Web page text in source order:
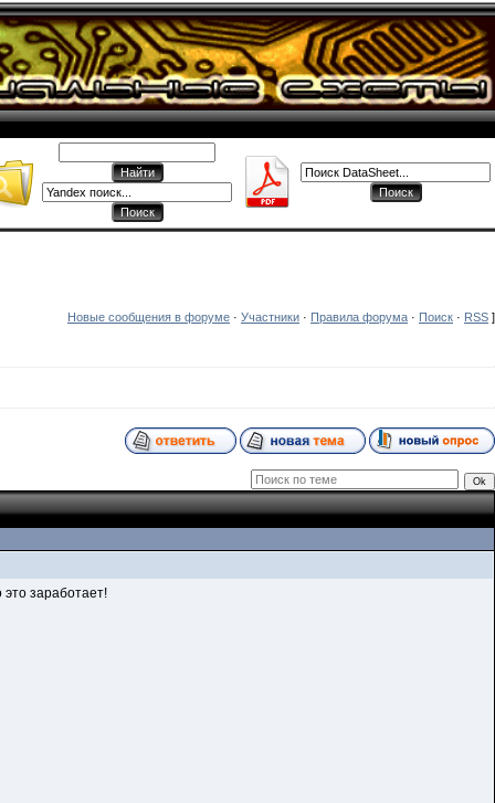
Новые сообщения в форуме · Участники · Правила форума · Поиск · RSS ]
заработает!